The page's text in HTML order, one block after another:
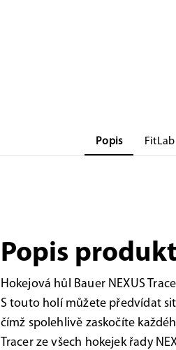
Popis FitLab
Popis
Hokejová hůl Bauer NEXUS
S touto holí můžete předvídat
čímž spolehlivě zaskočíte
Tracer ze všech hokejek řady